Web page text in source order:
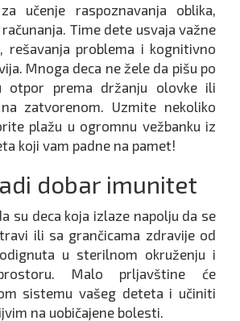
učenje raspoznavanja oblika,
računanja. Time dete usvaja važne
rešavanja problema i kognitivno
Mnoga deca ne žele da pišu po
otpor prema držanju olovke ili
zatvorenom. Uzmite nekoliko
plažu u ogromnu vežbanku iz
koji vam padne na pamet!
dobar imunitet
su deca koja izlaze napolju da se
ili sa grančicama zdravije od
u sterilnom okruženju i
Malo prljavštine će
sistemu vašeg deteta i učiniti
na uobičajene bolesti.